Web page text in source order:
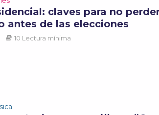
claves para no
antes de las elecciones
10 Lectura mínima